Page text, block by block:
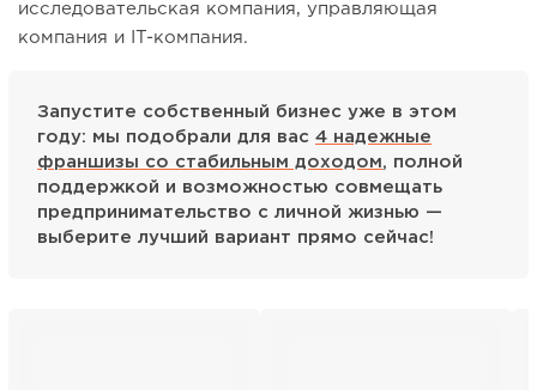
исследовательская компания, управляющая
компания и IT-компания.
Запустите собственный бизнес уже в этом
году: мы подобрали для вас 4 надежные
франшизы со стабильным доходом, полной
поддержкой и возможностью совмещать
предпринимательство с личной жизнью —
выберите лучший вариант прямо сейчас!